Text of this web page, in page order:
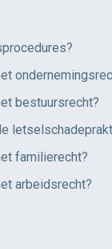
bestuursrecht?
familierecht?
arbeidsrecht?